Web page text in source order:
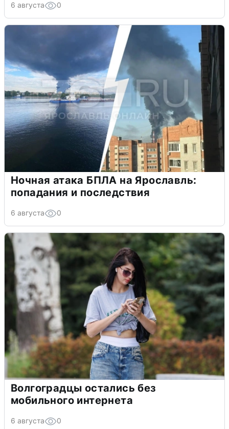
6 августа 0
Ночная атака БПЛА на Ярославль:
попадания и последствия
6 августа 0
Волгоградцы остались без
мобильного интернета
6 августа 0